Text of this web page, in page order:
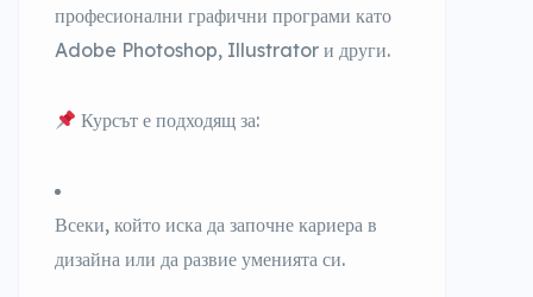
професионални графични програми като
Adobe Photoshop, Illustrator и други.
Курсът е подходящ за:
Всеки, който иска да започне кариера в
дизайна или да развие уменията си.